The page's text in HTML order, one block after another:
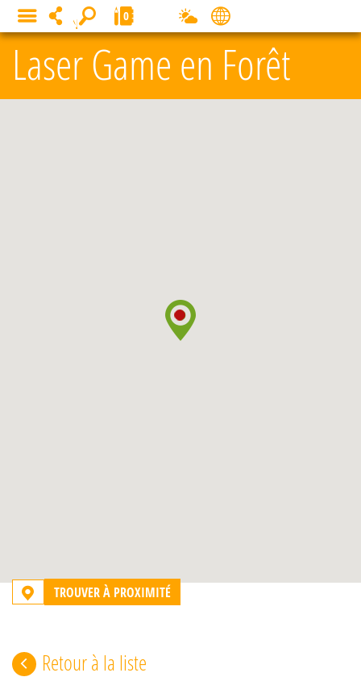
Laser Game en Forêt
TROUVER À PROXIMITÉ
Retour à la liste
MENU 0
Panneau de gestion des cookies